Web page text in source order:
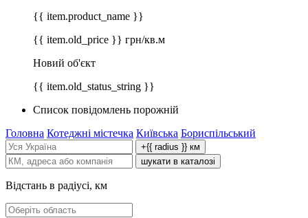
{{ item.product_name }}
{{ item.old_price }} грн/кв.м
Новий об'єкт
{{ item.old_status_string }}
Список повідомлень порожній
Головна Котеджні містечка Київська Бориспільський
+{{ radius }} км
шукати в каталозі
Відстань в радіусі, км